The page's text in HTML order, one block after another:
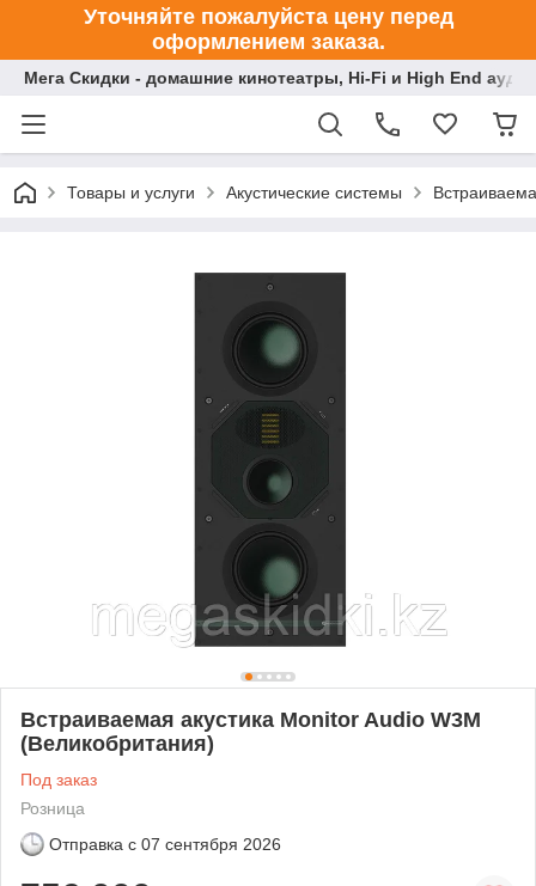
Уточняйте пожалуйста цену перед
оформлением заказа.
Мега Скидки - домашние кинотеатры, Hi-Fi и High End
Товары и услуги Акустические системы
Встраиваемая акустика Monitor Audio W3M
(Великобритания)
Под заказ
Розница
Отправка с 07 сентября 2026